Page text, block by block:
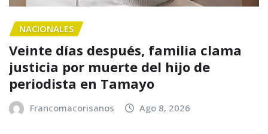
NACIONALES
Veinte días después, familia clama
justicia por muerte del hijo de
periodista en Tamayo
Francomacorisanos Ago 8, 2026